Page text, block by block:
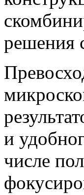
решения
и
числе